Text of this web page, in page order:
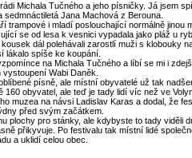
Michala Tučného a jeho písničky. Já jsem
Jana Machová z Berouna.
trampové i mladí poslouchající normálně jinou
se od lesa k vesnici vypadala jako pláž u
dál polehávali zarostlí muži s klobouky
lákalo spíše ke koupání.
na Michala Tučného a líbí se mi i
Wabi Daněk.
písně, ale místní obyvatelé už tak
160 obyvatel, ale teď je tady lidí víc než ve
muzea na návsi Ladislav Karas a dodal, že
před svým začátkem.
plochy pro stánky, ale kdybyste to tady viděli
přikyvuje. Po festivalu tak místní lidé
a uklidí celou obec.